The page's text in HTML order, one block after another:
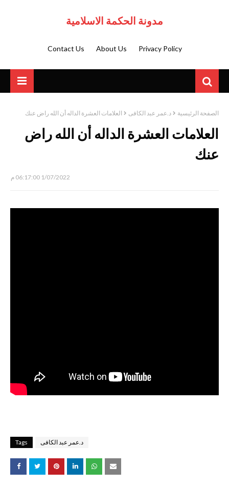
مدونة الحكمة الاسلامية
Privacy Policy
About Us
Contact Us
الصفحة الرئيسية د.عمر عبد الكافى العلامات العشرة الداله أن الله راض عنك
العلامات العشرة الداله أن الله راض
عنك
1/07/2022 06:17:00 م
Tags د.عمر عبد الكافى